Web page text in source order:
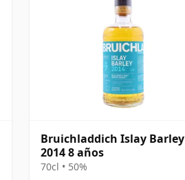
Bruichladdich Islay Barley
2014 8 años
70cl • 50%